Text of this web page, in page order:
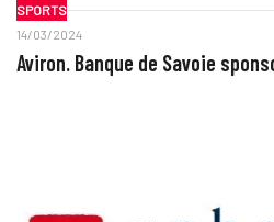
SPORTS
14/03/2024
Aviron. Banque de Savoie